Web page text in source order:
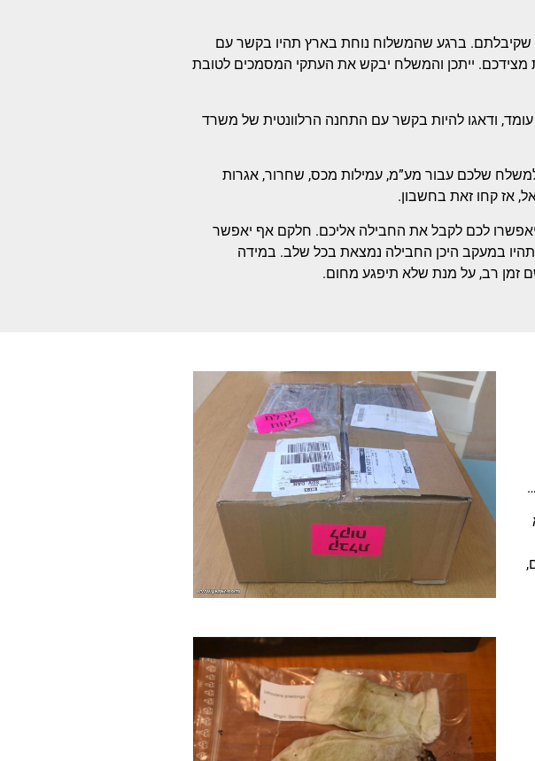
ברגע שהמשלוח נוחת בארץ תהיו בקשר עם
ייתכן והמשלח יבקש את העתקי המסמכים לטובת
ודאגו להיות בקשר עם התחנה הרלוונטית של משרד
שלכם עבור מע”מ, עמילות מכס, שחרור, אגרות
אז קחו זאת בחשבון.
לכם לקבל את החבילה אליכם. חלקם אף יאפשר
במעקב היכן החבילה נמצאת בכל שלב. במידה
זמן רב, על מנת שלא תיפגע מחום.